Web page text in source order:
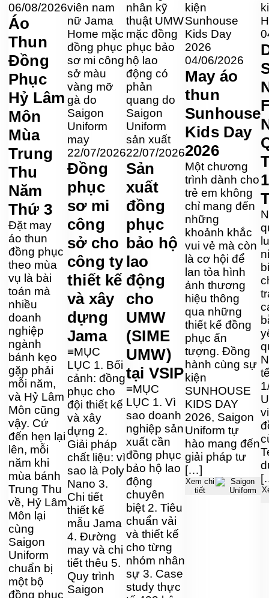
06/08/2026
Áo
Thun
Đồng
Phục
Hỷ Lâm
Môn
Mùa
Trung
Thu
Năm
Thứ 3
Đặt may
áo thun
đồng phục
theo mùa
vụ là bài
toán mà
nhiều
doanh
nghiệp
ngành
bánh kẹo
gặp phải
mỗi năm,
và Hỷ Lâm
Môn cũng
vậy. Cứ
đến hẹn lại
lên, mỗi
năm khi
mùa bánh
Trung Thu
về, Hỷ Lâm
Môn lại
cùng
Saigon
Uniform
chuẩn bị
một bộ
đồng phục
22/07/2026
Đồng
phục
sơ mi
công
sở cho
công ty
thiết kế
và xây
dựng
Jama
≡MỤC
LỤC 1. Bối
cảnh: đồng
phục cho
đội thiết kế
và xây
dựng 2.
Giải pháp
chất liệu: vì
sao là Poly
Nano 3.
Chi tiết
thiết kế
mẫu Jama
4. Đường
may và chi
tiết thêu 5.
Quy trình
Saigon
22/07/2026
Sản
xuất
đồng
phục
bảo hộ
lao
động
cho
UMW
(SIME
UMW)
tại VSIP
≡MỤC
LỤC 1. Vì
sao doanh
nghiệp sản
xuất cần
đồng phục
bảo hộ lao
động
chuyên
biệt 2. Tiêu
chuẩn vải
và thiết kế
cho từng
nhóm nhân
sự 3. Case
study thực
04/06/2026
May áo
thun
Sunhouse
Kids Day
2026
Một chương
trình dành cho
trẻ em không
chỉ mang đến
những
khoảnh khắc
vui vẻ mà còn
là cơ hội để
lan tỏa hình
ảnh thương
hiệu thông
qua những
thiết kế đồng
phục ấn
tượng. Đồng
hành cùng sự
kiện
SUNHOUSE
KIDS DAY
2026, Saigon
Uniform tự
hào mang đến
giải pháp tư
[…]
Xem chi
tiết